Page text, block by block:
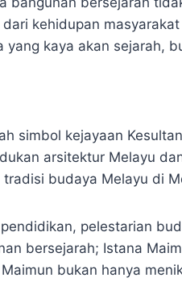
kehidupan
yang kaya akan sejarah,
simbol kejayaan
arsitektur Melayu
budaya Melayu di
pelestarian
bersejarah; Istana
bukan hanya